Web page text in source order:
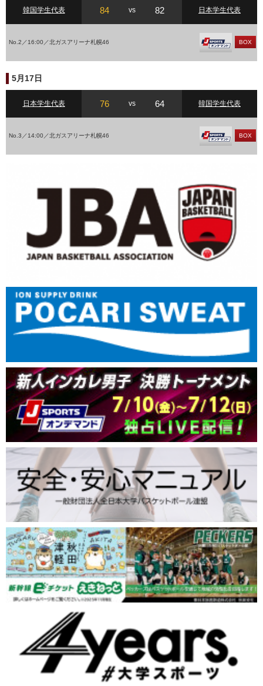
韓国学生代表 84 vs 82 日本学生代表
No.2／16:00／北ガスアリーナ札幌46 BOX
5月17日
日本学生代表 76 vs 64 韓国学生代表
No.3／14:00／北ガスアリーナ札幌46 BOX